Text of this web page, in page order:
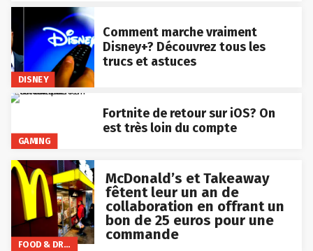
DISNEY
Comment marche vraiment
Disney+? Découvrez tous les
trucs et astuces
GAMING
Fortnite de retour sur iOS? On
est très loin du compte
FOOD & DRINKS
McDonald’s et Takeaway
fêtent leur un an de
collaboration en offrant un
bon de 25 euros pour une
commande